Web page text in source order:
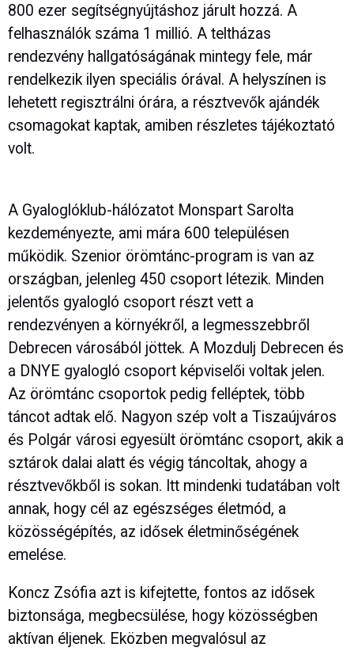
800 ezer segítségnyújtáshoz járult hozzá. A
felhasználók száma 1 millió. A teltházas
rendezvény hallgatóságának mintegy fele, már
rendelkezik ilyen speciális órával. A helyszínen is
lehetett regisztrálni órára, a résztvevők ajándék
csomagokat kaptak, amiben részletes tájékoztató
volt.
A Gyaloglóklub-hálózatot Monspart Sarolta
kezdeményezte, ami mára 600 településen
működik. Szenior örömtánc-program is van az
országban, jelenleg 450 csoport létezik. Minden
jelentős gyalogló csoport részt vett a
rendezvényen a környékről, a legmesszebbről
Debrecen városából jöttek. A Mozdulj Debrecen és
a DNYE gyalogló csoport képviselői voltak jelen.
Az örömtánc csoportok pedig felléptek, több
táncot adtak elő. Nagyon szép volt a Tiszaújváros
és Polgár városi egyesült örömtánc csoport, akik a
sztárok dalai alatt és végig táncoltak, ahogy a
résztvevőkből is sokan. Itt mindenki tudatában volt
annak, hogy cél az egészséges életmód, a
közösségépítés, az idősek életminőségének
emelése.
Koncz Zsófia azt is kifejtette, fontos az idősek
biztonsága, megbecsülése, hogy közösségben
aktívan éljenek. Eközben megvalósul az